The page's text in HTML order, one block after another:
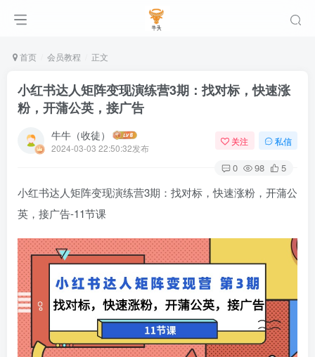
首页 会员教程 正文
小红书达人矩阵变现演练营3期：找对标，快速涨
粉，开蒲公英，接广告
牛牛（收徒）
2024-03-03 22:50:32发布
关注 私信
0 98 5
小红书达人矩阵变现演练营3期：找对标，快速涨粉，开蒲公
英，接广告-11节课